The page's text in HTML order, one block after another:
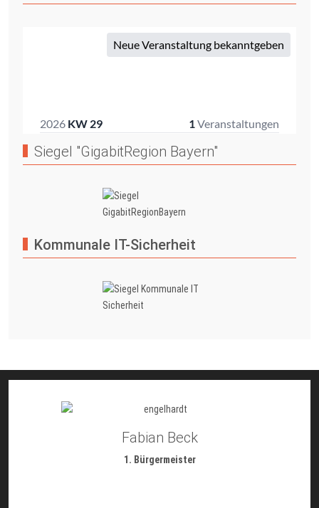
Siegel "GigabitRegion Bayern"
Kommunale IT-Sicherheit
Fabian Beck
1. Bürgermeister